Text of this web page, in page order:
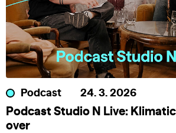
Podcast 24. 3. 2026
Podcast Studio N Live:
over